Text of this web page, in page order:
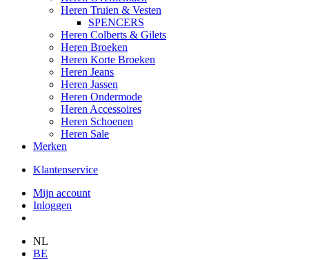
Heren Truien & Vesten
SPENCERS
Heren Colberts & Gilets
Heren Broeken
Heren Korte Broeken
Heren Jeans
Heren Jassen
Heren Ondermode
Heren Accessoires
Heren Schoenen
Heren Sale
Merken
Klantenservice
Mijn account
Inloggen
NL
BE